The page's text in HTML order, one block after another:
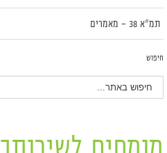
תמ"א 38 – מאמרים
חיפוש